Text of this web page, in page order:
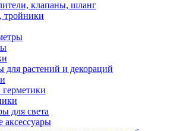
клапаны, шланг
тройники
растений и декораций
для света
аксессуары